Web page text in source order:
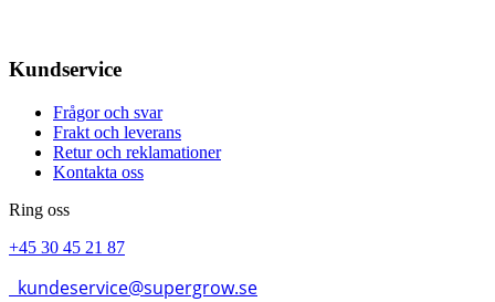
Kundservice
Frågor och svar
Frakt och leverans
Retur och reklamationer
Kontakta oss
Ring oss
+45 30 45 21 87
kundeservice@supergrow.se